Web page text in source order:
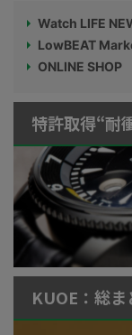
Watch LIFE
LowBEAT
ONLINE SHOP
特許取得“耐
KUOE：総ま